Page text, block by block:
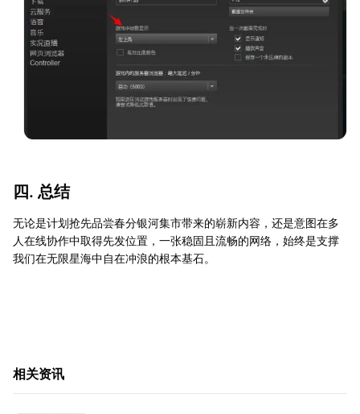
四. 总结
无论是计划抢先品尝春分银河集市带来的崭新内容，还是意图在多
人在线协作中取得先发位置，一张稳固且流畅的网络，始终是支撑
我们在无限星海中自在冲浪的根本基石。
相关资讯